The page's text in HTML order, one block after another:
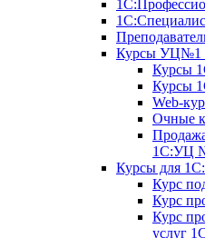
Курсы
Курсы
Курсы
Web-
Очные
1С:УЦ
Курсы для
Курс
Курс
Курс
услуг